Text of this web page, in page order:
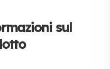
sul